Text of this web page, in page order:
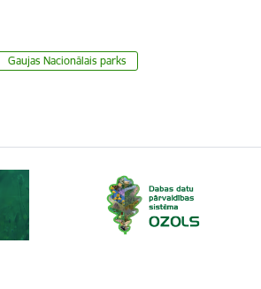
Gaujas Nacionālais parks